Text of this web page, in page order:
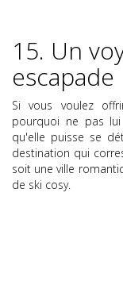
15. Un
escapade
Si vous voulez
pourquoi ne pas
qu'elle puisse se
destination qui
soit une ville
de ski cosy.